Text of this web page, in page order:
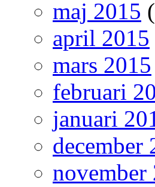
maj 2015
april 2015
mars 2015
februari
januari
december
november